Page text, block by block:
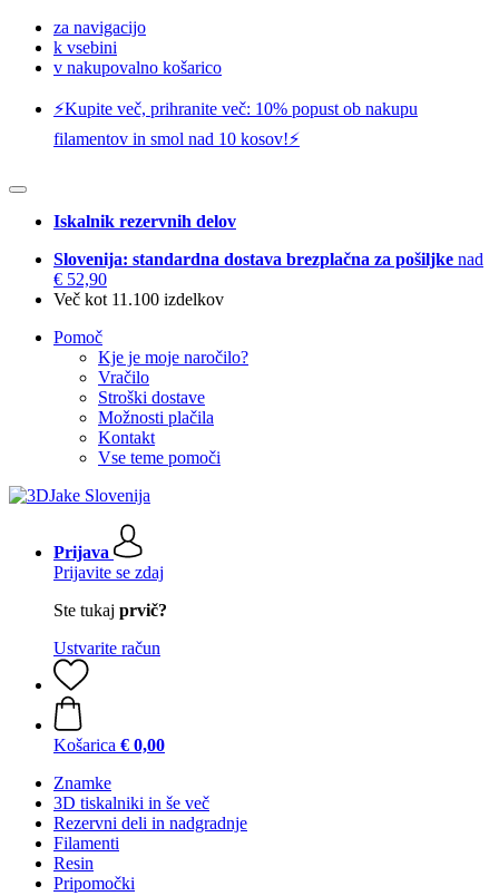
za navigacijo
k vsebini
v nakupovalno košarico
⚡️Kupite več, prihranite več: 10% popust ob nakupu
filamentov in smol nad 10 kosov!⚡️
Iskalnik rezervnih delov
Slovenija: standardna dostava brezplačna za pošiljke nad
€ 52,90
Več kot 11.100 izdelkov
Pomoč
Kje je moje naročilo?
Vračilo
Stroški dostave
Možnosti plačila
Kontakt
Vse teme pomoči
Prijava
Prijavite se zdaj
Ste tukaj prvič?
Ustvarite račun
Košarica € 0,00
Znamke
3D tiskalniki in še več
Rezervni deli in nadgradnje
Filamenti
Resin
Pripomočki